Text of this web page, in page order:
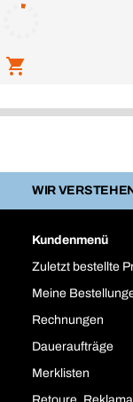
WIR
Kundenmenü
Zuletzt bestellte
Meine
Rechnungen
Daueraufträge
Merklisten